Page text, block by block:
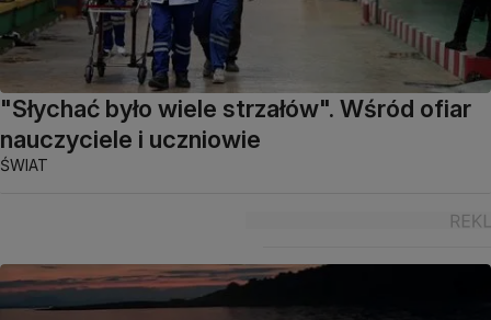
"Słychać było wiele strzałów". Wśród ofiar
nauczyciele i uczniowie
ŚWIAT